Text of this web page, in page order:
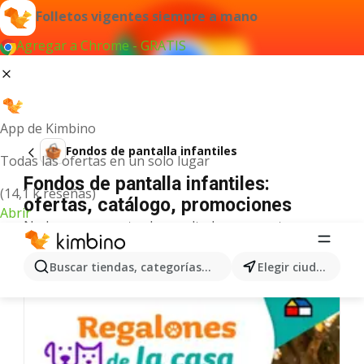
Folletos vigentes siempre a mano
Agregar a Chrome - GRATIS
App de Kimbino
Todas las ofertas en un solo lugar
(14,1 k reseñas)
Abrir
Buscar tiendas, categorías, productos... Elegir ciudad
Fondos de pantalla infantiles
Fondos de pantalla infantiles:
ofertas, catálogo, promociones
No hemos encontrado resultados para este
término.
Más ofertas en la categoría